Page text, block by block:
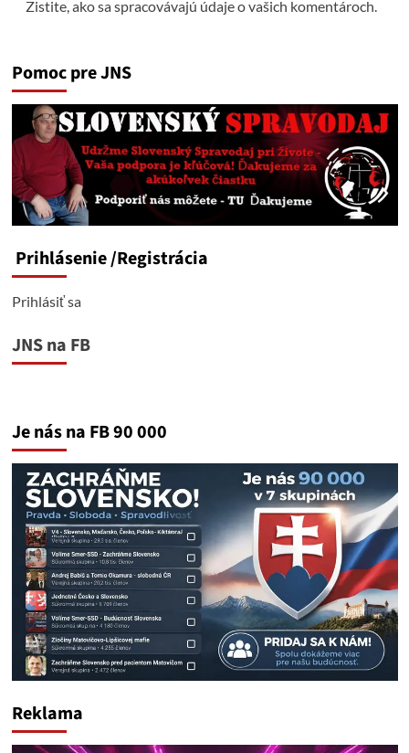
Zistite, ako sa spracovávajú údaje o vašich komentároch.
Pomoc pre JNS
Prihlásenie/Registrácia
Prihlásiť sa
JNS na FB
Je nás na FB 90 000
Reklama